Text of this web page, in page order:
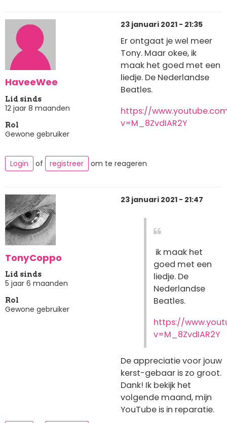
HaveeWee
Lid sinds
12 jaar 8 maanden
Rol
Gewone gebruiker
23 januari 2021 - 21:35
Er ontgaat je wel meer
Tony. Maar okee, ik
maak het goed met een
liedje. De Nederlandse
Beatles.
https://
v=M_8ZvdIAR2Y
Login of registreer om te reageren
TonyCoppo
Lid sinds
5 jaar 6 maanden
Rol
Gewone gebruiker
23 januari 2021 - 21:47
ik maak het
goed met een
liedje. De
Nederlandse
Beatles.
https://
v=M_8ZvdIAR2Y
De appreciatie voor jouw
kerst-gebaar is zo groot.
Dank! Ik bekijk het
volgende maand, mijn
YouTube is in reparatie.